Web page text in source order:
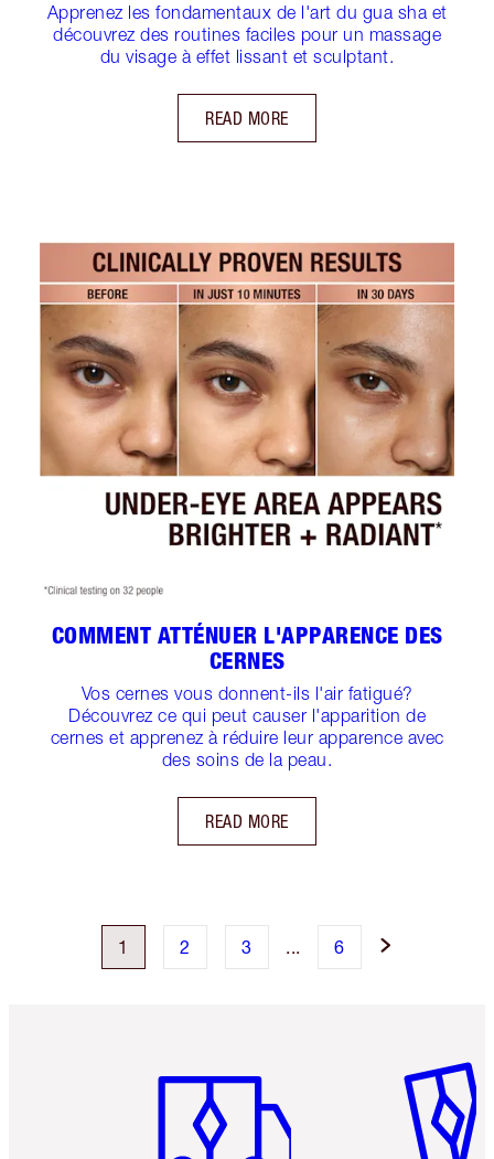
Apprenez les fondamentaux de l'art du gua sha et
découvrez des routines faciles pour un massage
du visage à effet lissant et sculptant.
READ MORE
COMMENT ATTÉNUER L'APPARENCE DES
CERNES
Vos cernes vous donnent-ils l'air fatigué?
Découvrez ce qui peut causer l'apparition de
cernes et apprenez à réduire leur apparence avec
des soins de la peau.
READ MORE
1 2 3 6